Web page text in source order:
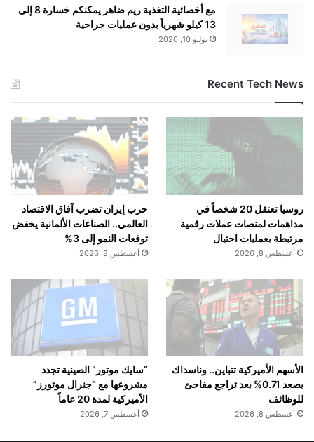
مع أخصائية التغذية ريم ضاهر يمكنكم خسارة 8 إلى
13 كيلو شهرياً بدون عمليات جراحية
يوليو 10, 2020
Recent Tech News
روسيا تعتقل 20 شخصاً في
مداهمات لمنصات عملات رقمية
مرتبطة بعمليات احتيال
أغسطس 8, 2026
حرب إيران تضرب آفاق الاقتصاد
العالمي.. الصناعات الألمانية يخفض
توقعات النمو إلى 3%
أغسطس 8, 2026
الأسهم الأميركية تتباين.. وناسداك
يصعد 0.71% بعد تراجع مفاجئ
للوظائف
أغسطس 8, 2026
“سايك موتور” الصينية تجدد
مشروعها مع “جنرال موتورز”
الأميركية لمدة 20 عاماً
أغسطس 7, 2026